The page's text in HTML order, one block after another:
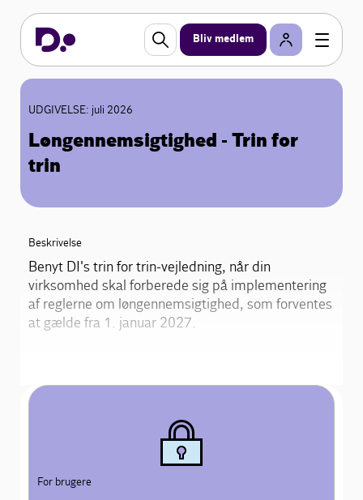
Bliv medlem
UDGIVELSE: juli 2026
Løngennemsigtighed - Trin for
trin
Beskrivelse
Benyt DI's trin for trin-vejledning, når din
virksomhed skal forberede sig på implementering
af reglerne om løngennemsigtighed, som forventes
at gælde fra 1. januar 2027.
For brugere